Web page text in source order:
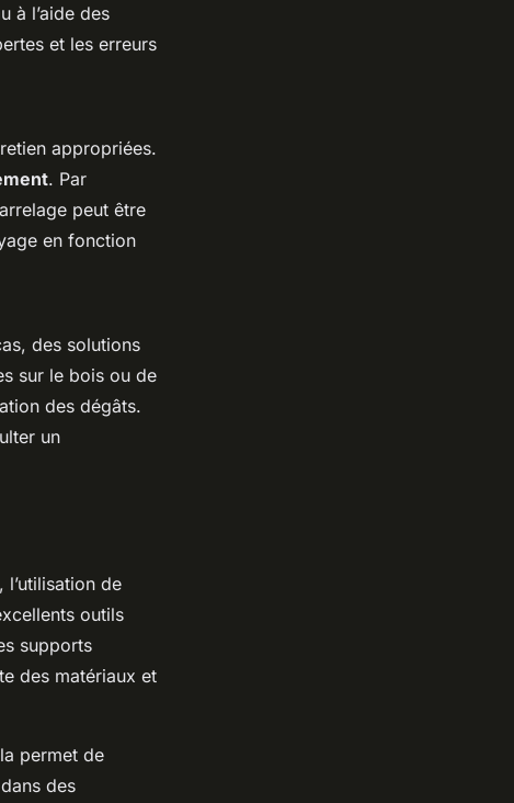
à l’aide des
et les erreurs
appropriées.
. Par
peut être
en fonction
des solutions
sur le bois ou de
des dégâts.
un
de
outils
supports
des matériaux et
permet de
des